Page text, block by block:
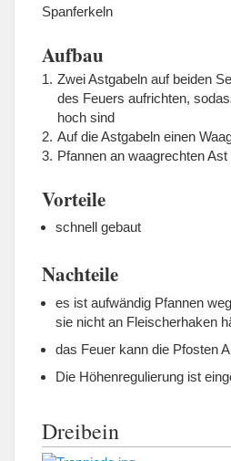
Spanferkeln
Aufbau
Zwei Astgabeln auf beiden
des Feuers aufrichten,
hoch sind
Auf die Astgabeln einen
Pfannen an waagrechten Ast
Vorteile
schnell gebaut
Nachteile
es ist aufwändig Pfannen
sie nicht an Fleischerhaken
das Feuer kann die Pfosten
Die Höhenregulierung ist
Dreibein